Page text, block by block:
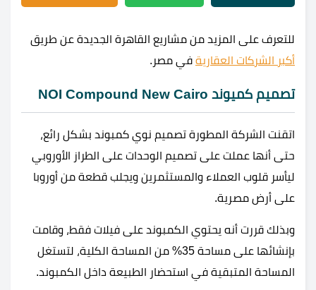
للتعرف على المزيد من مشاريع القاهرة الجديدة عن طريق
أكبر الشركات العقارية في مصر.
تصميم كميوند NOI Compound New Cairo
اتقنت الشركة المطورة تصميم نوي كمبوند بشكل رائع،
حتى أنها عملت على تصميم الوحدات على الطراز الأوروبي
ليأسر قلوب العملاء والمستثمرين ويجلب قطعة من أوروبا
على أرض مصرية.
وبذلك قررت أنه يحتوي الكمبوند على فيلات فقط، وقامت
بإنشائها على مساحة 35% من المساحة الكلية، لتستغل
المساحة المتبقية في استحضار الطبيعة داخل الكمبوند.